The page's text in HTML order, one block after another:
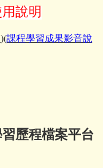
說明
)(課程學習成果影音說
歷程檔案平台